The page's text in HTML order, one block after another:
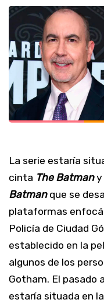
La serie estaría
cinta The Batmany
Batmanque se
plataformas
Policía de Ciudad
establecido en la
algunos de los
Gotham. El pasado
estaría situada en